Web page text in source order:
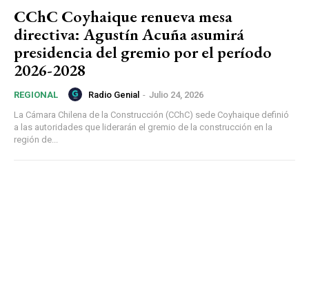
CChC Coyhaique renueva mesa
directiva: Agustín Acuña asumirá
presidencia del gremio por el período
2026-2028
REGIONAL Radio Genial - Julio 24, 2026
La Cámara Chilena de la Construcción (CChC) sede Coyhaique definió
a las autoridades que liderarán el gremio de la construcción en la
región de...